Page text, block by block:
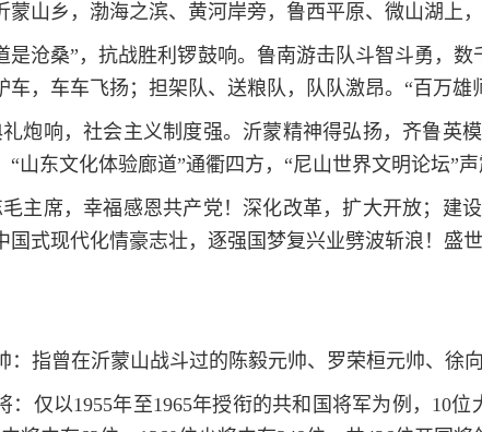
蒙山乡，渤海之滨、黄河岸旁，鲁西平原、微山湖上
是沧桑”，抗战胜利锣鼓响。鲁南游击队斗智斗勇，
车，车车飞扬；担架队、送粮队，队队激昂。“百万雄
炮响，社会主义制度强。沂蒙精神得弘扬，齐鲁英
“山东文化体验廊道”通衢四方，“尼山世界文明论坛”声
主席，幸福感恩共产党！深化改革，扩大开放；建
国式现代化情豪志壮，逐强国梦复兴业劈波斩浪！盛
：指曾在沂蒙山战斗过的陈毅元帅、罗荣桓元帅、徐向
：仅以1955年至1965年授衔的共和国将军为例，10